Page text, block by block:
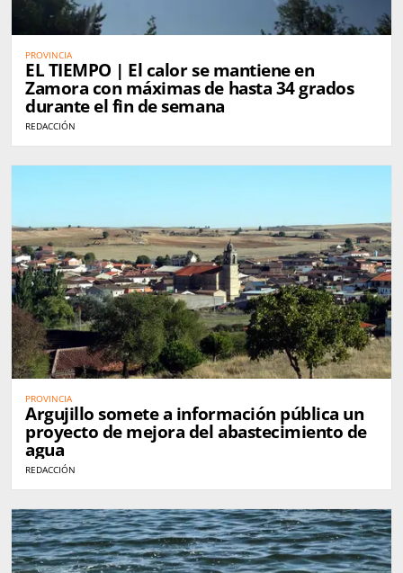
PROVINCIA
EL TIEMPO | El calor se mantiene en
Zamora con máximas de hasta 34 grados
durante el fin de semana
REDACCIÓN
PROVINCIA
Argujillo somete a información pública un
proyecto de mejora del abastecimiento de
agua
REDACCIÓN